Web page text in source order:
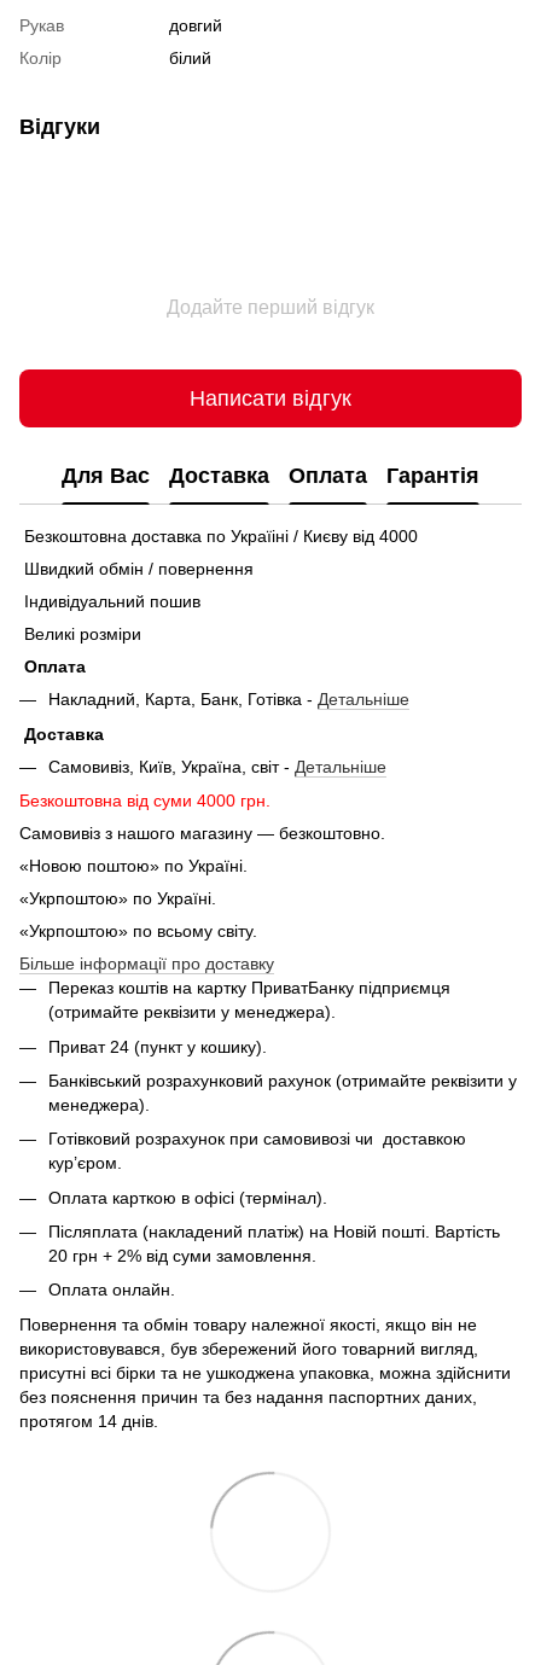
Рукав
довгий
Колір
білий
Відгуки
Додайте перший відгук
Написати відгук
Для Вас Доставка Оплата Гарантія
Безкоштовна доставка по Україіні / Києву від 4000
Швидкий обмін / повернення
Індивідуальний пошив
Великі розміри
Оплата
Накладний, Карта, Банк, Готівка - Детальніше
Доставка
Самовивіз, Київ, Україна, світ - Детальніше
Безкоштовна від суми 4000 грн.
Самовивіз з нашого магазину — безкоштовно.
«Новою поштою» по Україні.
«Укрпоштою» по Україні.
«Укрпоштою» по всьому світу.
Більше інформації про доставку
Переказ коштів на картку ПриватБанку підприємця
(отримайте реквізити у менеджера).
Приват 24 (пункт у кошику).
Банківський розрахунковий рахунок (отримайте реквізити у
менеджера).
Готівковий розрахунок при самовивозі чи доставкою
кур’єром.
Оплата карткою в офісі (термінал).
Післяплата (накладений платіж) на Новій пошті. Вартість
20 грн + 2% від суми замовлення.
Оплата онлайн.
Повернення та обмін товару належної якості, якщо він не
використовувався, був збережений його товарний вигляд,
присутні всі бірки та не ушкоджена упаковка, можна здійснити
без пояснення причин та без надання паспортних даних,
протягом 14 днів.